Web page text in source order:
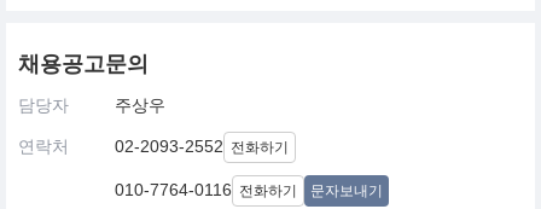
채용공고문의
담당자 주상우
연락처 02-2093-2552 전화하기
010-7764-0116 전화하기 문자보내기